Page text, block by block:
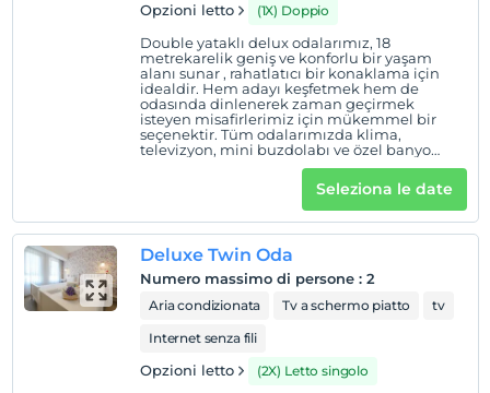
L'ultimo 11:00 e prima
animale domestico
Animali non ammessi
camere non fumatori
I bambini di età inferiore a 15 anni non possono
soggiornare in questa struttura.
Opzioni letto (1X) Doppio
Double yataklı delux odalarımız, 18
metrekarelik geniş ve konforlu bir yaşam
alanı sunar , rahatlatıcı bir konaklama için
idealdir. Hem adayı keşfetmek hem de
odasında dinlenerek zaman geçirmek
isteyen misafirlerimiz için mükemmel bir
seçenektir. Tüm odalarımızda klima,
televizyon, mini buzdolabı ve özel banyo
Seleziona le date
Deluxe Twin Oda
Numero massimo di persone : 2
Aria condizionata Tv a schermo piatto
tv
Internet senza fili
Opzioni letto (2X) Letto singolo